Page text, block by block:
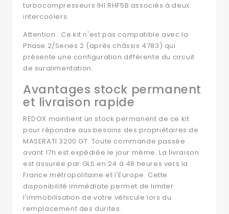
turbocompresseurs IHI RHF5B associés à deux
intercoolers.
Attention : Ce kit n'est pas compatible avec la
Phase 2/Series 2 (après châssis 4783) qui
présente une configuration différente du circuit
de suralimentation.
Avantages stock permanent
et livraison rapide
REDOX maintient un stock permanent de ce kit
pour répondre aux besoins des propriétaires de
MASERATI 3200 GT. Toute commande passée
avant 17h est expédiée le jour même. La livraison
est assurée par GLS en 24 à 48 heures vers la
France métropolitaine et l'Europe. Cette
disponibilité immédiate permet de limiter
l'immobilisation de votre véhicule lors du
remplacement des durites.